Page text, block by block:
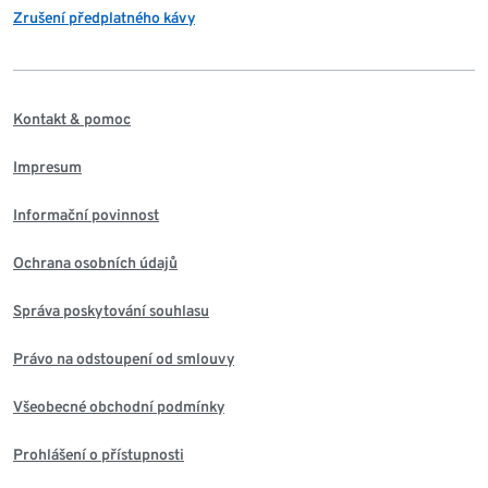
Zrušení předplatného kávy
Kontakt & pomoc
Impresum
Informační povinnost
Ochrana osobních údajů
Správa poskytování souhlasu
Právo na odstoupení od smlouvy
Všeobecné obchodní podmínky
Prohlášení o přístupnosti